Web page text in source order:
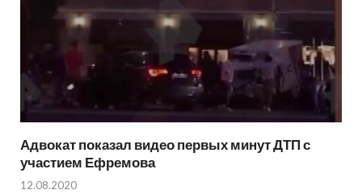
Адвокат показал видео первых минут ДТП с
участием Ефремова
12.08.2020